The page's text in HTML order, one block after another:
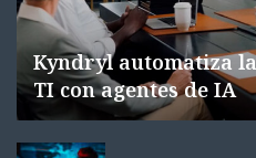
Kyndryl automatiza
TI con agentes de IA